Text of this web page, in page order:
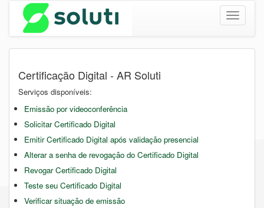
Toggle
Certificação Digital - AR Soluti
Serviços disponíveis:
Emissão por videoconferência
Solicitar Certificado Digital
Emitir Certificado Digital após validação presencial
Alterar a senha de revogação do Certificado Digital
Revogar Certificado Digital
Teste seu Certificado Digital
Verificar situação de emissão